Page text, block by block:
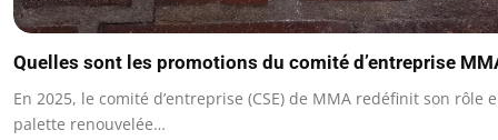
Quelles sont les promotions du comité d’entreprise
En 2025, le comité d’entreprise (CSE) de MMA redéfinit son rôle
palette renouvelée…